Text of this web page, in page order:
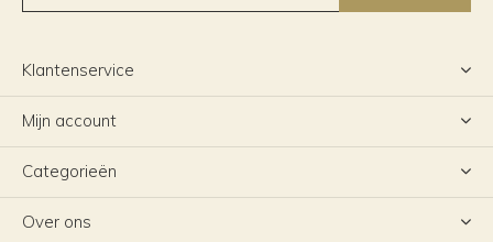
Klantenservice
Mijn account
Categorieën
Over ons